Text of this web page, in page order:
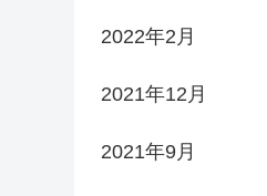
2022年2月
2021年12月
2021年9月